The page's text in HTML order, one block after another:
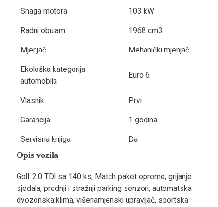
Snaga motora 103 kW
Radni obujam 1968 cm3
Mjenjač Mehanički mjenjač
Ekološka kategorija
automobila
Euro 6
Vlasnik Prvi
Garancija 1 godina
Servisna knjiga Da
Opis vozila
Golf 2.0 TDI sa 140 ks, Match paket opreme, grijanje
sjedala, prednji i stražnji parking senzori, automatska
dvozonska klima, višenamjenski upravljač, sportska